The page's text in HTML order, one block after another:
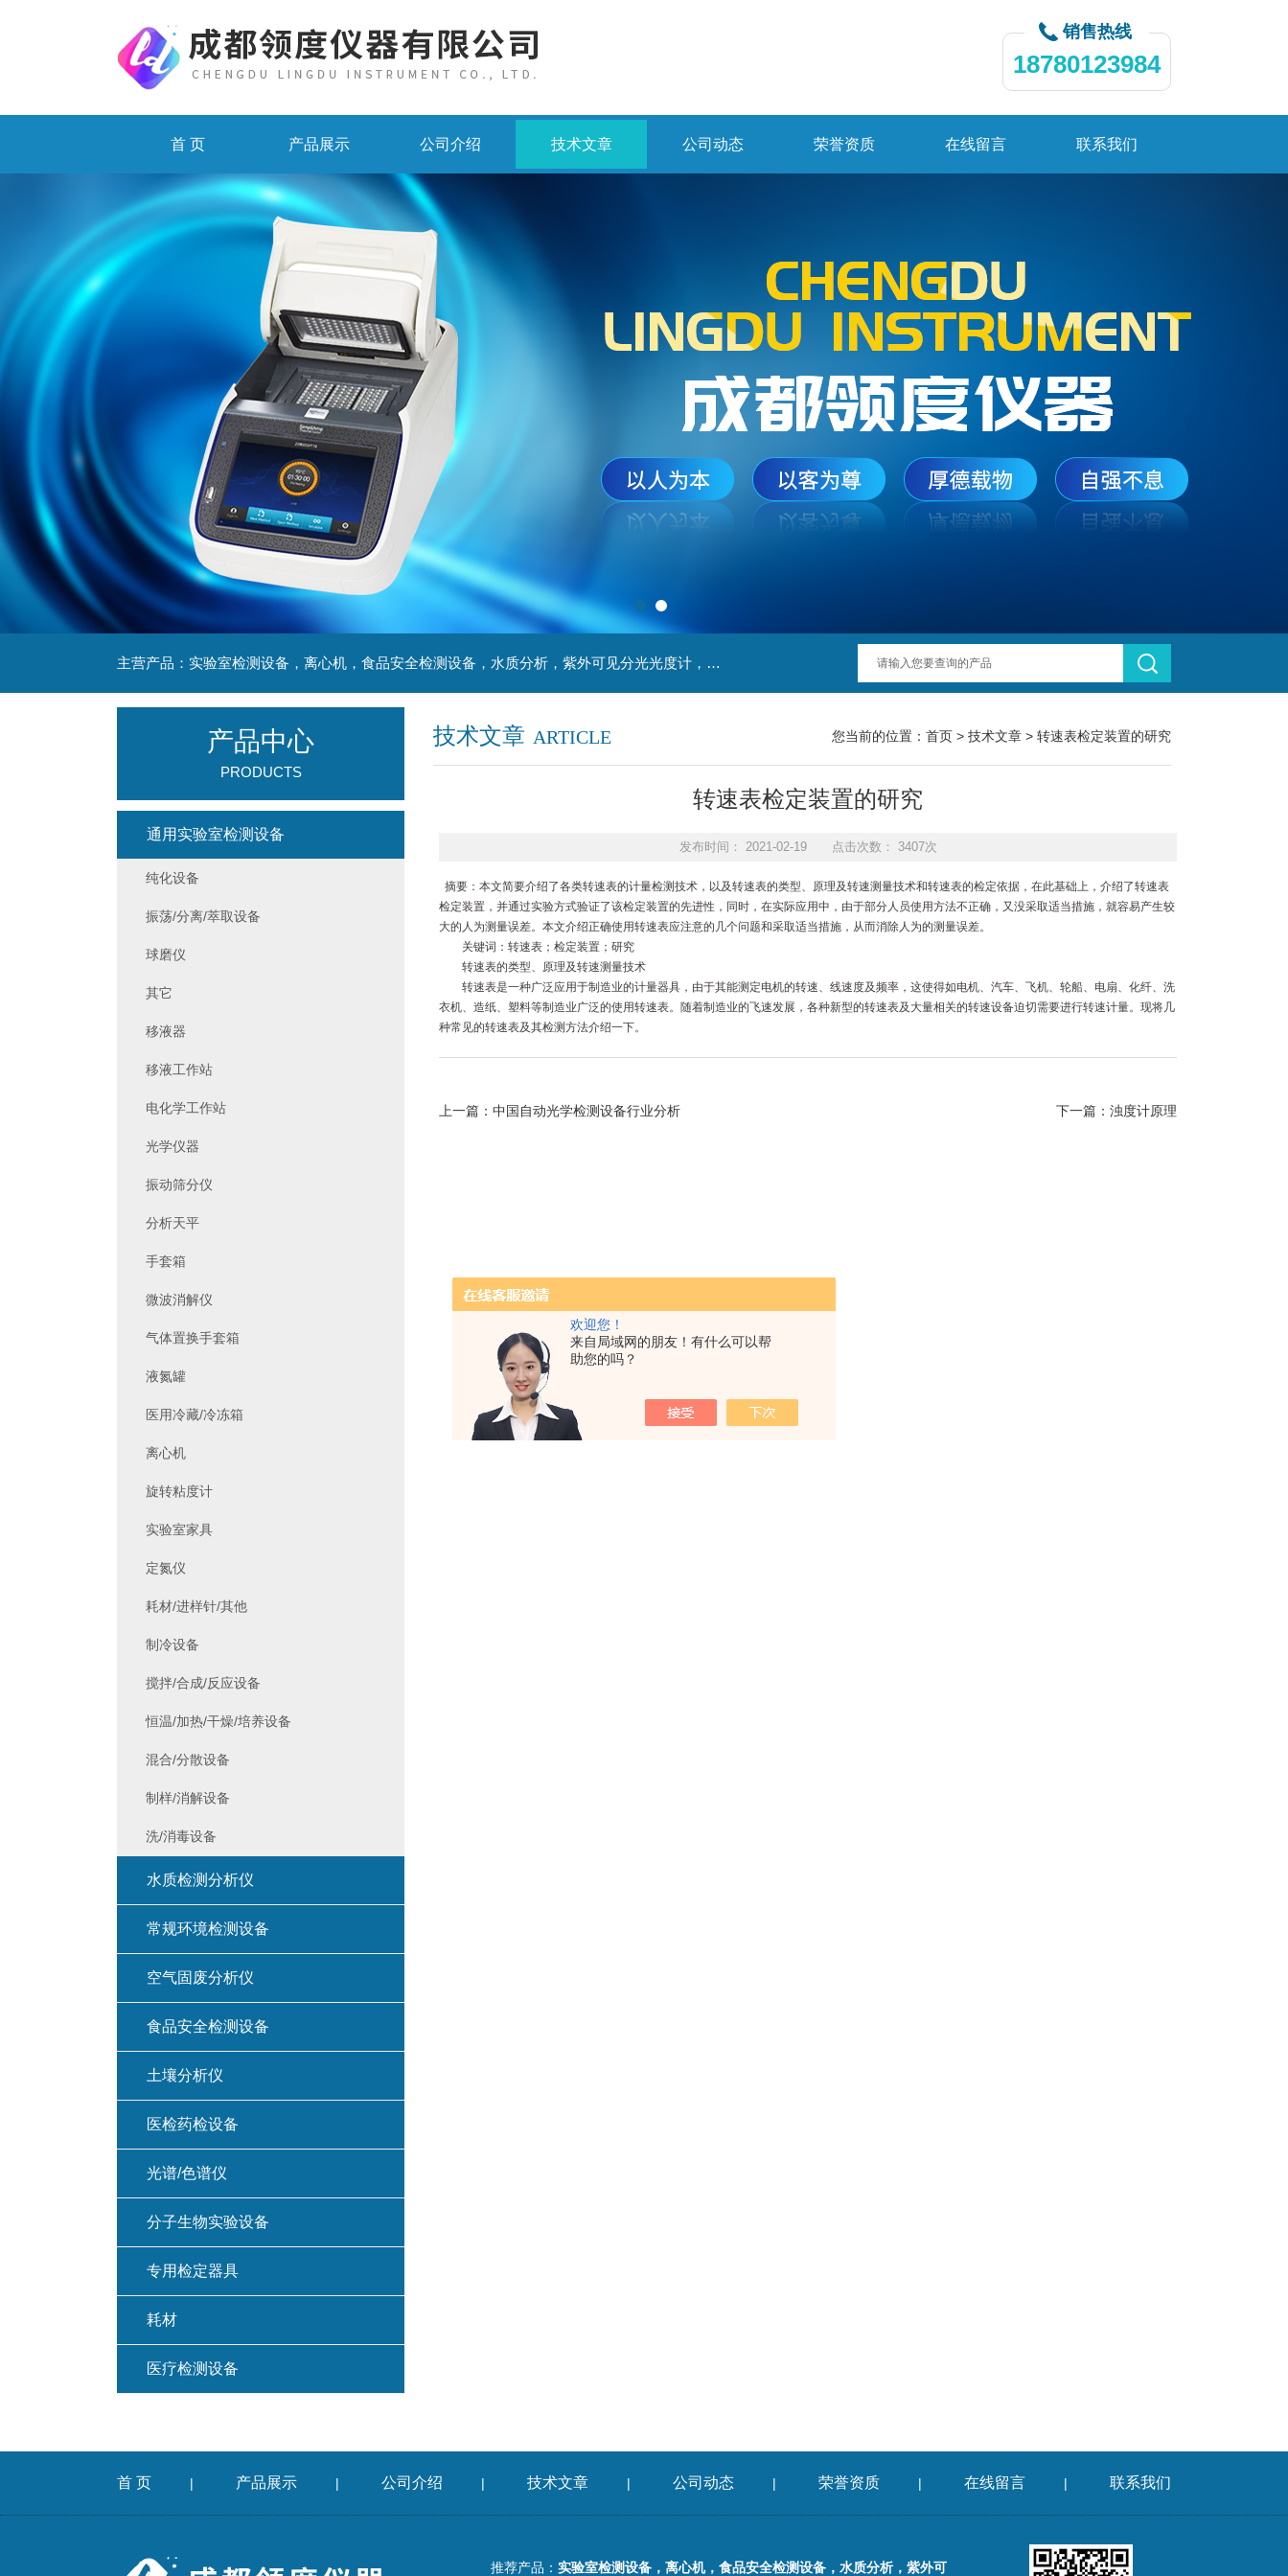
欢迎您！
来自局域网的朋友！有什么可以帮
助您的吗？
销售热线
18780123984
首 页 产品展示 公司介绍 技术文章 公司动态 荣誉资质 在线留言 联系我们
主营产品：实验室检测设备，离心机，食品安全检测设备，水质分析，紫外可见分光光度计，液氮罐，万分之一天平，离心机生物实验室工程，移液器
技术文章 ARTICLE 您当前的位置： 首页 > 技术文章 > 转速表检定装置的研究
转速表检定装置的研究
发布时间： 2021-02-19 点击次数： 3407次
摘要：本文简要介绍了各类转速表的计量检测技术，以及转速表的类型、原理及转速测量技术和转速表的检定依据，在此基础上，介绍了转速表
检定装置，并通过实验方式验证了该检定装置的先进性，同时，在实际应用中，由于部分人员使用方法不正确，又没采取适当措施，就容易产生较
大的人为测量误差。本文介绍正确使用转速表应注意的几个问题和采取适当措施，从而消除人为的测量误差。
关键词：转速表；检定装置；研究
转速表的类型、原理及转速测量技术
转速表是一种广泛应用于制造业的计量器具，由于其能测定电机的转速、线速度及频率，这使得如电机、汽车、飞机、轮船、电扇、化纤、洗
衣机、造纸、塑料等制造业广泛的使用转速表。随着制造业的飞速发展，各种新型的转速表及大量相关的转速设备迫切需要进行转速计量。现将几
种常见的转速表及其检测方法介绍一下。
下一篇： 浊度计原理
上一篇： 中国自动光学检测设备行业分析
产品中心
PRODUCTS
通用实验室检测设备
纯化设备
振荡/分离/萃取设备
球磨仪
其它
移液器
移液工作站
电化学工作站
光学仪器
振动筛分仪
分析天平
手套箱
微波消解仪
气体置换手套箱
液氮罐
医用冷藏/冷冻箱
离心机
旋转粘度计
实验室家具
定氮仪
耗材/进样针/其他
制冷设备
搅拌/合成/反应设备
恒温/加热/干燥/培养设备
混合/分散设备
制样/消解设备
洗/消毒设备
水质检测分析仪
常规环境检测设备
空气固废分析仪
食品安全检测设备
土壤分析仪
医检药检设备
光谱/色谱仪
分子生物实验设备
专用检定器具
耗材
医疗检测设备
首 页 | 产品展示 | 公司介绍 | 技术文章 | 公司动态 | 荣誉资质 | 在线留言 | 联系我们
推荐产品： 实验室检测设备，离心机，食品安全检测设备，水质分析，紫外可